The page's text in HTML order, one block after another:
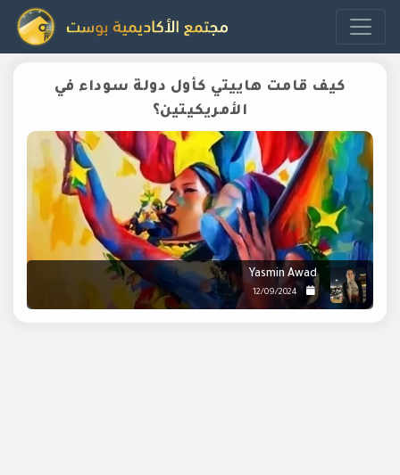
كيف قامت هاييتي كأول دولة سوداء في
الأمريكيتين؟
Yasmin Awad
12/09/2024